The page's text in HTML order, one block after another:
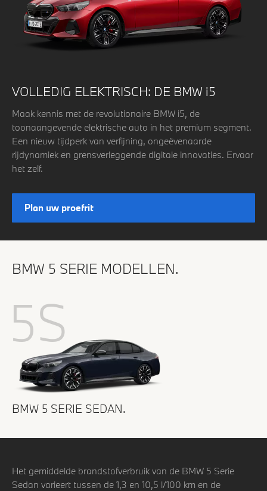
VOLLEDIG ELEKTRISCH: DE BMW i5
Maak kennis met de revolutionaire BMW i5, de
toonaangevende elektrische auto in het premium segment.
Een nieuw tijdperk van verfijning, ongeëvenaarde
rijdynamiek en grensverleggende digitale innovaties. Ervaar
het zelf.
Plan uw proefrit
BMW 5 SERIE MODELLEN.
5S
BMW 5 SERIE SEDAN.
Het gemiddelde brandstofverbruik van de BMW 5 Serie
Sedan varieert tussen de 1,3 en 10,5 l/100 km en de